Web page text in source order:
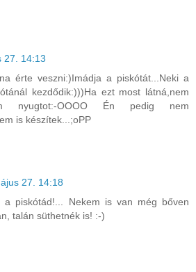
27. 14:13
érte veszni:)Imádja a piskótát...Neki a
kezdődik:)))Ha ezt most látná,nem
nyugtot:-OOOO Én pedig nem
is készítek...;oPP
27. 14:18
a piskótád!... Nekem is van még bőven
talán süthetnék is! :-)